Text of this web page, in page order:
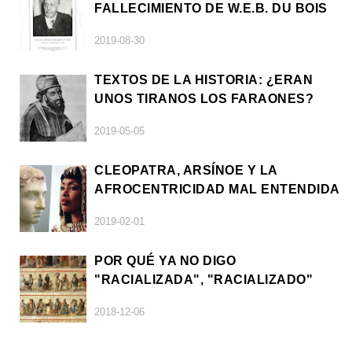
FALLECIMIENTO DE W.E.B. DU BOIS
2019-08-30
TEXTOS DE LA HISTORIA: ¿ERAN
UNOS TIRANOS LOS FARAONES?
2019-05-05
CLEOPATRA, ARSÍNOE Y LA
AFROCENTRICIDAD MAL ENTENDIDA
2019-02-01
POR QUÉ YA NO DIGO
"RACIALIZADA", "RACIALIZADO"
2018-12-06